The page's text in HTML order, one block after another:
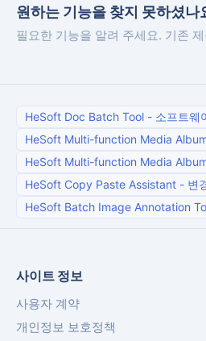
원하는 기능을 찾지 못하셨나
필요한 기능을 알려 주세요. 기존
HeSoft Doc Batch Tool - 소프트웨
HeSoft Multi-function Media
HeSoft Multi-function Media
HeSoft Copy Paste Assistant - 변
HeSoft Batch Image Annotation
사이트 정보
사용자 계약
개인정보 보호정책